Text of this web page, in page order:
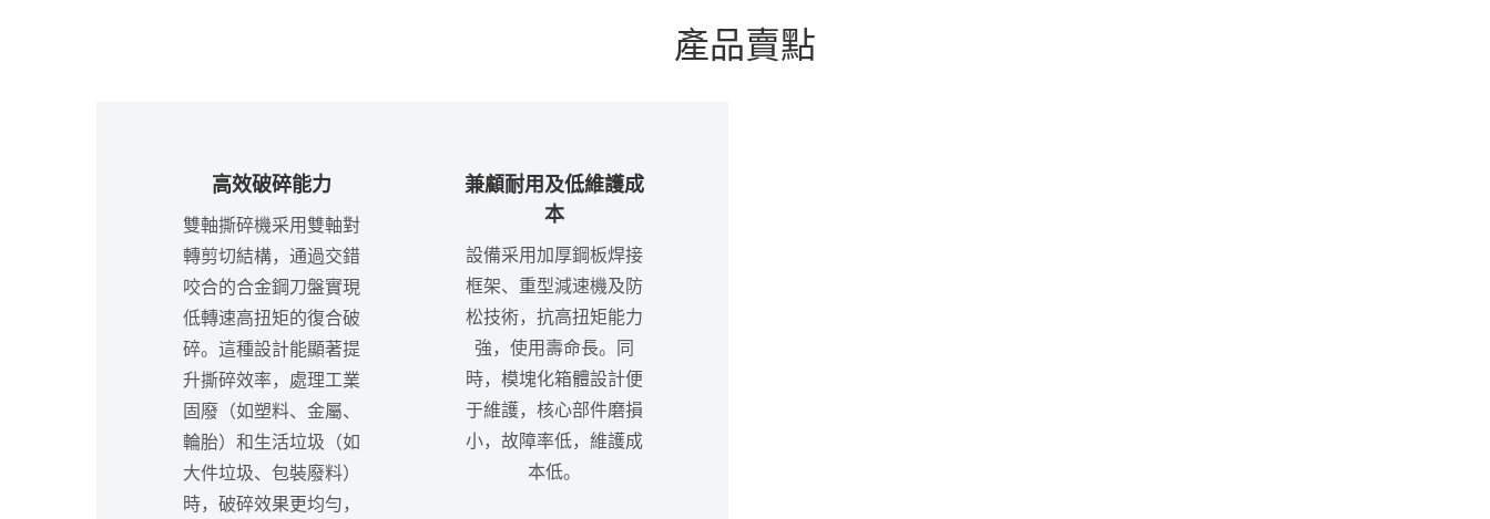
產品賣點
高效破碎能力
雙軸撕碎機采用雙軸對
轉剪切結構，通過交錯
咬合的合金鋼刀盤實現
低轉速高扭矩的復合破
碎。這種設計能顯著提
升撕碎效率，處理工業
固廢（如塑料、金屬、
輪胎）和生活垃圾（如
大件垃圾、包裝廢料）
時，破碎效果更均勻，
兼顧耐用及低維護成
本
設備采用加厚鋼板焊接
框架、重型減速機及防
松技術，抗高扭矩能力
強，使用壽命長。同
時，模塊化箱體設計便
于維護，核心部件磨損
小，故障率低，維護成
本低。